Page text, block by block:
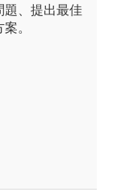
題、提出最佳
。